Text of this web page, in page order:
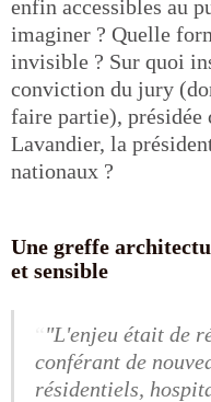
enfin accessibles au
imaginer ? Quelle
invisible ? Sur quoi
conviction du jury
faire partie), présidée
Lavandier, la
nationaux ?
Une greffe
et sensible
"L'enjeu était de
conférant de
résidentiels,